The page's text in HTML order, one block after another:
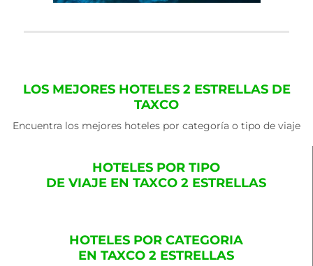
LOS MEJORES HOTELES 2 ESTRELLAS DE
TAXCO
Encuentra los mejores hoteles por categoría o tipo de viaje
HOTELES POR TIPO
DE VIAJE EN TAXCO 2 ESTRELLAS
HOTELES POR CATEGORIA
EN TAXCO 2 ESTRELLAS